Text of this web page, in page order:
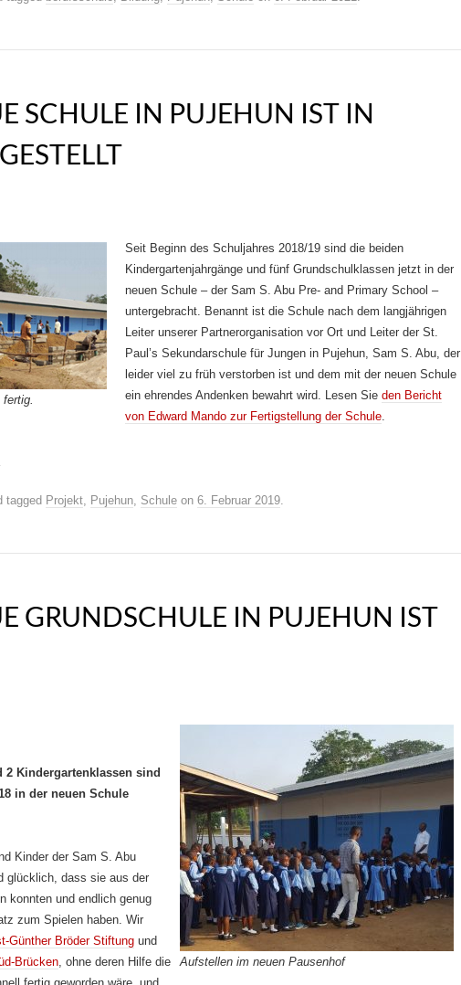
SCHULE IN PUJEHUN IST IN
Seit Beginn des Schuljahres 2018/19 sind die beiden
Kindergartenjahrgänge und fünf Grundschulklassen jetzt in der
neuen Schule – der Sam S. Abu Pre- and Primary School –
untergebracht. Benannt ist die Schule nach dem langjährigen
Leiter unserer Partnerorganisation vor Ort und Leiter der St.
Paul’s Sekundarschule für Jungen in Pujehun, Sam S. Abu, der
leider viel zu früh verstorben ist und dem mit der neuen Schule
ein ehrendes Andenken bewahrt wird. Lesen Sie den Bericht
von Edward Mando zur Fertigstellung der Schule
tagged Projekt Pujehun Schule on 6. Februar 2019
GRUNDSCHULE IN PUJEHUN IST
Aufstellen im neuen Pausenhof
2 Kindergartenklassen sind
in der neuen Schule
Kinder der Sam S. Abu
glücklich, dass sie aus der
konnten und endlich genug
zum Spielen haben. Wir
Günther Bröder Stiftung und
Brücken , ohne deren Hilfe die